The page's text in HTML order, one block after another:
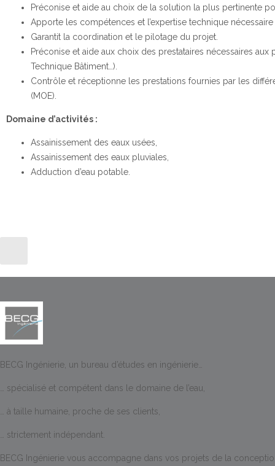
Préconise et aide au choix de la solution la plus pertinente
Apporte les compétences et l’expertise technique
Garantit la coordination et le pilotage du projet.
Préconise et aide aux choix des prestataires nécessaires
Technique Bâtiment…).
Contrôle et réceptionne les prestations fournies par les
(MOE).
Domaine d’activités :
Assainissement des eaux usées,
Assainissement des eaux pluviales,
Adduction d’eau potable.
BECG Ingénierie, un bureau d’études en ingénierie…
… spécialisé et compétent dans le domaine de l’eau,
… à taille humaine, proche de ses clients,
… strictement indépendant.
BECG Ingénierie vous accompagne dans vos projets de la